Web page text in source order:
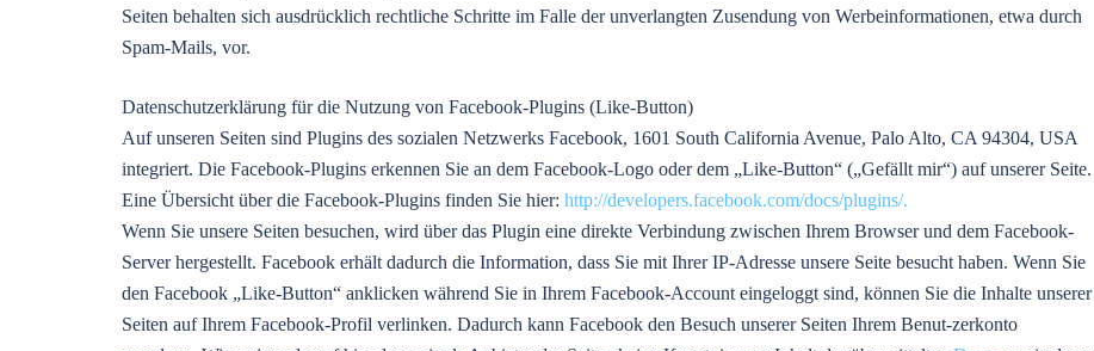
Seiten behalten sich ausdrücklich rechtliche Schritte im Falle der unverlangten Zusendung von Werbeinformationen, etwa durch
Spam-Mails, vor.
Datenschutzerklärung für die Nutzung von Facebook-Plugins (Like-Button)
Auf unseren Seiten sind Plugins des sozialen Netzwerks Facebook, 1601 South California Avenue, Palo Alto, CA 94304, USA
integriert. Die Facebook-Plugins erkennen Sie an dem Facebook-Logo oder dem „Like-Button“ („Gefällt mir“) auf unserer Seite.
Eine Übersicht über die Facebook-Plugins finden Sie hier: http://developers.facebook.com/docs/plugins/.
Wenn Sie unsere Seiten besuchen, wird über das Plugin eine direkte Verbindung zwischen Ihrem Browser und dem Facebook-
Server hergestellt. Facebook erhält dadurch die Information, dass Sie mit Ihrer IP-Adresse unsere Seite besucht haben. Wenn Sie
den Facebook „Like-Button“ anklicken während Sie in Ihrem Facebook-Account eingeloggt sind, können Sie die Inhalte unserer
Seiten auf Ihrem Facebook-Profil verlinken. Dadurch kann Facebook den Besuch unserer Seiten Ihrem Benut-zerkonto